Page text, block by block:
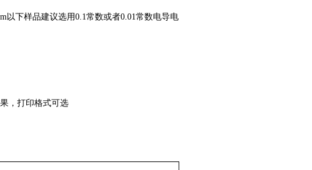
以下样品建议选用0.1常数或者0.01常数电导电
，打印格式可选